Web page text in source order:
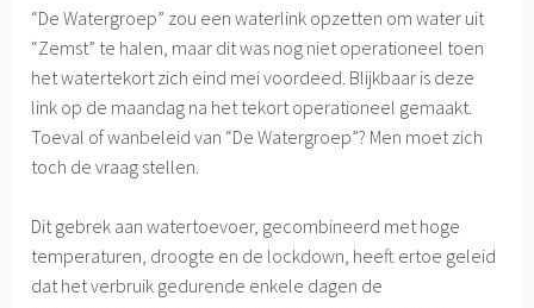
“De Watergroep” zou een waterlink opzetten om water uit
“Zemst” te halen, maar dit was nog niet operationeel toen
het watertekort zich eind mei voordeed. Blijkbaar is deze
link op de maandag na het tekort operationeel gemaakt.
Toeval of wanbeleid van “De Watergroep”? Men moet zich
toch de vraag stellen.
Dit gebrek aan watertoevoer, gecombineerd met hoge
temperaturen, droogte en de lockdown, heeft ertoe geleid
dat het verbruik gedurende enkele dagen de